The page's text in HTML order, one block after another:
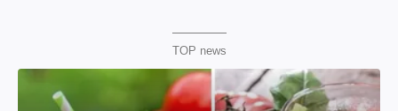
TOP news